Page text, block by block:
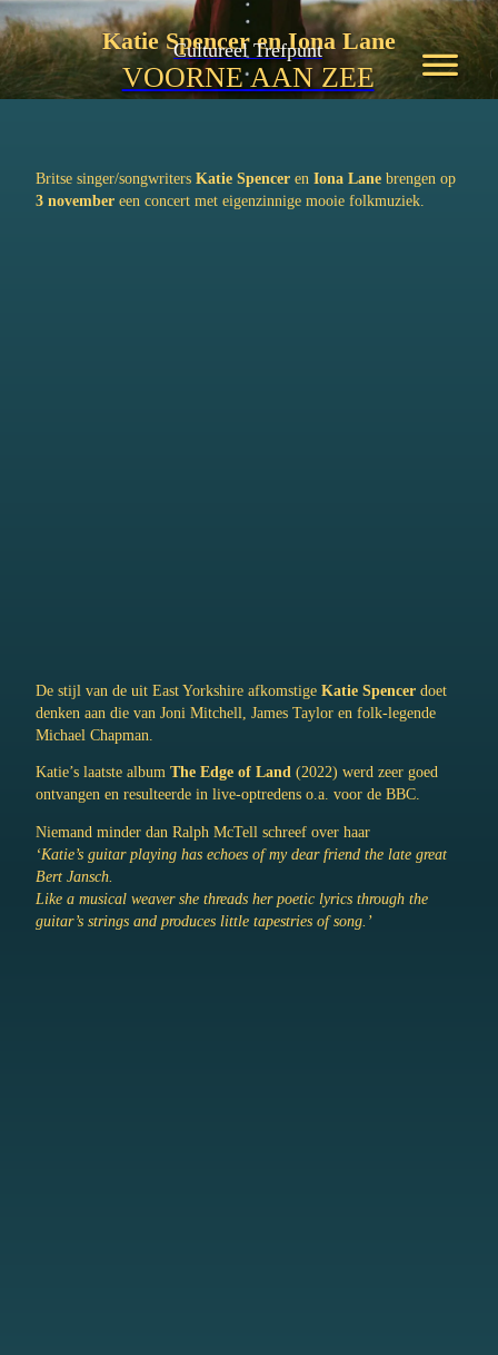
Cultureel Trefpunt
VOORNE AAN ZEE
Katie Spencer en Iona Lane
Britse singer/songwriters Katie Spencer en Iona Lane brengen op
3 november een concert met eigenzinnige mooie folkmuziek.
De stijl van de uit East Yorkshire afkomstige Katie Spencer doet
denken aan die van Joni Mitchell, James Taylor en folk-legende
Michael Chapman.
Katie’s laatste album The Edge of Land (2022) werd zeer goed
ontvangen en resulteerde in live-optredens o.a. voor de BBC.
Niemand minder dan Ralph McTell schreef over haar
‘Katie’s guitar playing has echoes of my dear friend the late great
Bert Jansch.
Like a musical weaver she threads her poetic lyrics through the
guitar’s strings and produces little tapestries of song.’